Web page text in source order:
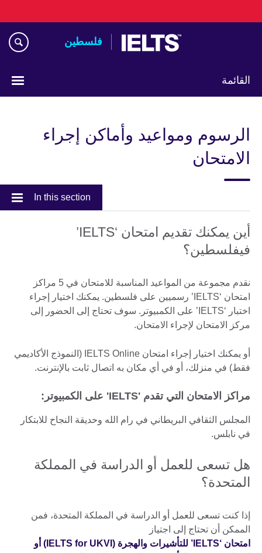
to
فلسطين
القائمة
language
الرسوم ومواعيد وأماكن إجراء
الامتحان
In this section
أين يمكنك تقديم امتحان ‘IELTS’
فيفلسطين؟
نقدم مجموعة من المواعيد المناسبة للامتحان في 5 مراكز
امتحان ‘IELTS’ رسميين على فلسطين. يمكنك اختيار إجراء
اختبار ‘IELTS’ على الكمبيوتر. سوف تحتاج إلى الحضور إلى
مركز الامتحان لإجراء الامتحان.
أو يمكنك اختيار إجراء امتحان IELTS Online (النموذج الأكاديمي
فقط) في منزلك، أو في أي مكان به اتصال ثابت بالإنترنت.
مراكز الامتحان التي تقدم 'IELTS' على الكمبيوتر:
المجلس الثقافي البريطاني في رام الله وحديقة النجاح للابتكار
في نابلس.
هل تسعى للعمل أو الدراسة في المملكة
المتحدة؟
إذا كنت تسعى للعمل أو الدراسة في المملكة المتحدة، فمن
الممكن أن تحتاج إلى اجتياز
امتحان ‘IELTS’ للتأشيرات والهجرة (IELTS for UKVI) أو